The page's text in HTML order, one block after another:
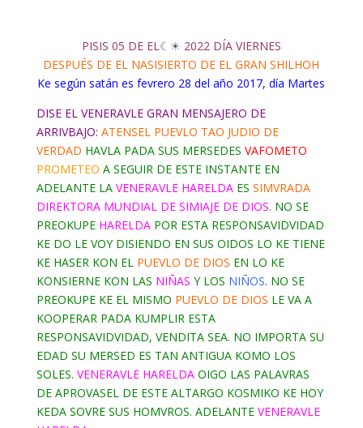
PISIS 05 DE EL☾☀ 2022 DÍA VIERNES
DESPUÉS DE EL NASISIERTO DE EL GRAN SHILHOH
Ke según satán es fevrero 28 del año 2017, día Martes
DISE EL VENERAVLE GRAN MENSAJERO DE
ARRIVBAJO: ATENSEL PUEVLO TAO JUDIO DE
VERDAD HAVLA PADA SUS MERSEDES VAFOMETO
PROMETEO A SEGUIR DE ESTE INSTANTE EN
ADELANTE LA VENERAVLE HARELDAES SIMVRADA
DIREKTORA MUNDIAL DE SIMIAJE DE DIOS. NO SE
PREOKUPE HARELDAPOR ESTA RESPONSAVIDVIDAD
KE DO LE VOY DISIENDO EN SUS OIDOS LO KE TIENE
KE HASER KON EL PUEVLO DE DIOS EN LO KE
KONSIERNE KON LAS NIÑAS Y LOS NIÑOS. NO SE
PREOKUPE KE EL MISMO PUEVLO DE DIOS LE VA A
KOOPERAR PADA KUMPLIR ESTA
RESPONSAVIDVIDAD, VENDITA SEA. NO IMPORTA SU
EDAD SU MERSED ES TAN ANTIGUA KOMO LOS
SOLES. VENERAVLE HARELDAOIGO LAS PALAVRAS
DE APROVASEL DE ESTE ALTARGO KOSMIKO KE HOY
KEDA SOVRE SUS HOMVROS. ADELANTE VENERAVLE